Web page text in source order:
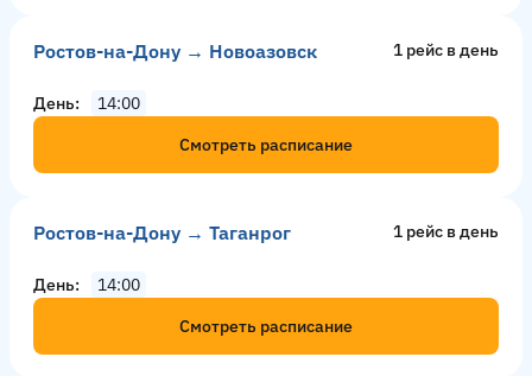
Ростов-на-Дону → Новоазовск 1 рейс в день
День
14:00
Смотреть расписание
Ростов-на-Дону → Таганрог 1 рейс в день
День
14:00
Смотреть расписание